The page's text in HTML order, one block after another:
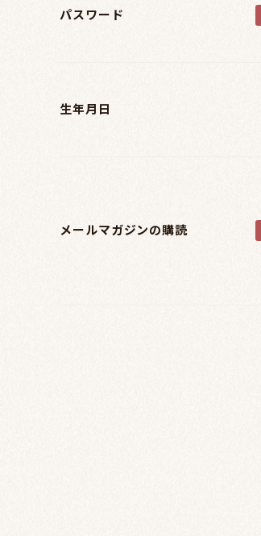
パスワード
生年月日
メールマガジンの購読